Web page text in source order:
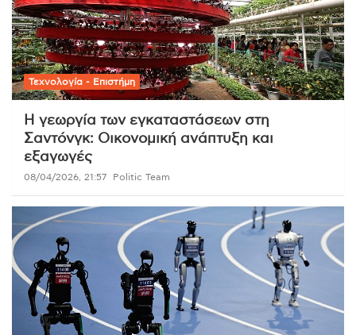
Τεχνολογία - Επιστήμη
Η γεωργία των εγκαταστάσεων στη
Σαντόνγκ: Οικονομική ανάπτυξη και
εξαγωγές
08/04/2026, 21:57 Politic Team